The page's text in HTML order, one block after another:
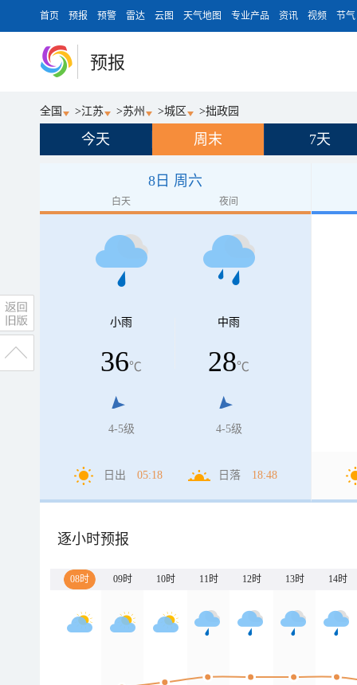
首页 预报 预警 雷达 云图 天气地图 专业产品 资讯 视频 节气
预报
全国 >江苏 >苏州 >城区 >拙政园
今天 周末 7天
8日 周六
白天 夜间
小雨
36℃
4-5级
中雨
28℃
4-5级
日出 05:18 日落 18:48
逐小时预报
08时 09时 10时 11时 12时 13时 14时